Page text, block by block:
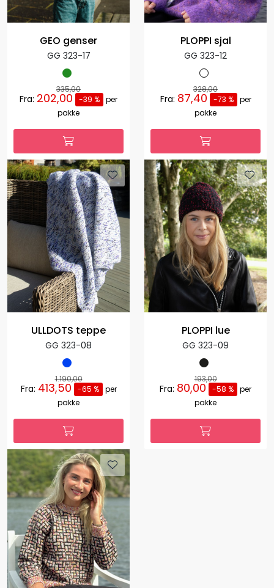
GEO genser
GG 323-17
335,00
Fra: 202,00 -39 % per
pakke
PLOPPI sjal
GG 323-12
328,00
Fra: 87,40 -73 %
per
pakke
ULLDOTS teppe
GG 323-08
1.190,00
Fra: 413,50 -65 %
per
pakke
PLOPPI lue
GG 323-09
193,00
Fra: 80,00 -58 % per
pakke